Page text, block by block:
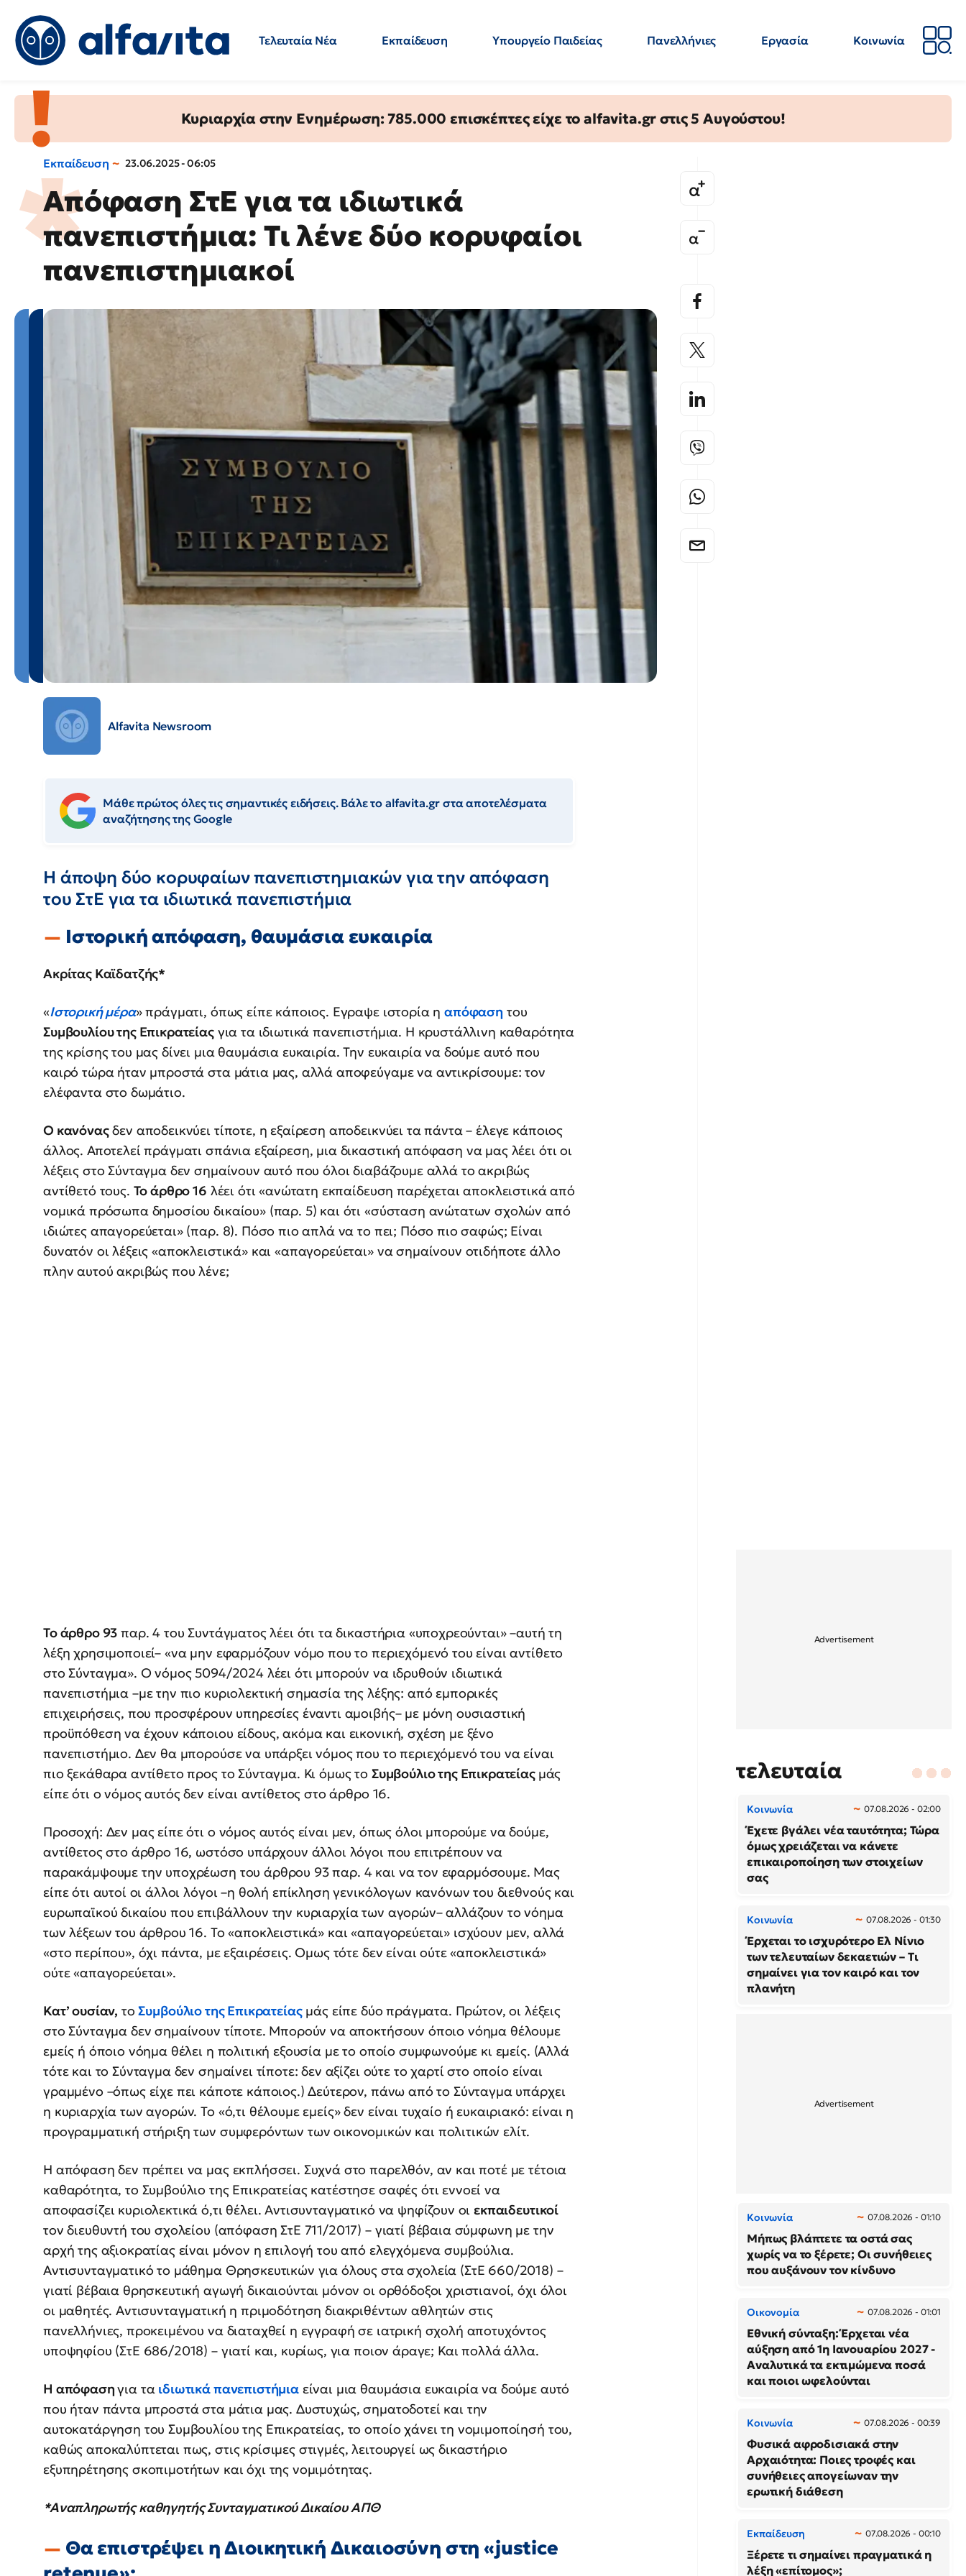
Τελευταία Νέα Εκπαίδευση Υπουργείο Παιδείας Πανελλήνιες Εργασία
Κοινωνία
Κυριαρχία στην Ενημέρωση: 785.000 επισκέπτες είχε το alfavita.gr στις 5 Αυγούστου!
Εκπαίδευση 23.06.2025 - 06:05
Aπόφαση ΣτΕ για τα ιδιωτικά
πανεπιστήμια: Τι λένε δύο κορυφαίοι
πανεπιστημιακοί
Alfavita Newsroom
Μάθε πρώτος όλες τις σημαντικές ειδήσεις. Βάλε το alfavita.gr στα αποτελέσματα
αναζήτησης της Google
Η άποψη δύο κορυφαίων πανεπιστημιακών για την απόφαση
του ΣτΕ για τα ιδιωτικά πανεπιστήμια
Ιστορική απόφαση, θαυμάσια ευκαιρία
Ακρίτας Καϊδατζής*
«Ιστορική μέρα» πράγματι, όπως είπε κάποιος. Εγραψε ιστορία ηαπόφαση του
Συμβουλίου της Επικρατείαςγια τα ιδιωτικά πανεπιστήμια. Η κρυστάλλινη καθαρότητα
της κρίσης του μας δίνει μια θαυμάσια ευκαιρία. Την ευκαιρία να δούμε αυτό που
καιρό τώρα ήταν μπροστά στα μάτια μας, αλλά αποφεύγαμε να αντικρίσουμε: τον
ελέφαντα στο δωμάτιο.
Ο κανόναςδεν αποδεικνύει τίποτε, η εξαίρεση αποδεικνύει τα πάντα – έλεγε κάποιος
άλλος. Αποτελεί πράγματι σπάνια εξαίρεση, μια δικαστική απόφαση να μας λέει ότι οι
λέξεις στο Σύνταγμα δεν σημαίνουν αυτό που όλοι διαβάζουμε αλλά το ακριβώς
αντίθετό τους. Το άρθρο 16 λέει ότι «ανώτατη εκπαίδευση παρέχεται αποκλειστικά από
νομικά πρόσωπα δημοσίου δικαίου» (παρ. 5) και ότι «σύσταση ανώτατων σχολών από
ιδιώτες απαγορεύεται» (παρ. 8). Πόσο πιο απλά να το πει; Πόσο πιο σαφώς; Είναι
δυνατόν οι λέξεις «αποκλειστικά» και «απαγορεύεται» να σημαίνουν οτιδήποτε άλλο
πλην αυτού ακριβώς που λένε;
Το άρθρο 93παρ. 4 του Συντάγματος λέει ότι τα δικαστήρια «υποχρεούνται» –αυτή τη
λέξη χρησιμοποιεί– «να μην εφαρμόζουν νόμο που το περιεχόμενό του είναι αντίθετο
στο Σύνταγμα». Ο νόμος 5094/2024 λέει ότι μπορούν να ιδρυθούν ιδιωτικά
πανεπιστήμια –με την πιο κυριολεκτική σημασία της λέξης: από εμπορικές
επιχειρήσεις, που προσφέρουν υπηρεσίες έναντι αμοιβής– με μόνη ουσιαστική
προϋπόθεση να έχουν κάποιου είδους, ακόμα και εικονική, σχέση με ξένο
πανεπιστήμιο. Δεν θα μπορούσε να υπάρξει νόμος που το περιεχόμενό του να είναι
πιο ξεκάθαρα αντίθετο προς το Σύνταγμα. Κι όμως το Συμβούλιο της Επικρατείας μάς
είπε ότι ο νόμος αυτός δεν είναι αντίθετος στο άρθρο 16.
Προσοχή: Δεν μας είπε ότι ο νόμος αυτός είναι μεν, όπως όλοι μπορούμε να δούμε,
αντίθετος στο άρθρο 16, ωστόσο υπάρχουν άλλοι λόγοι που επιτρέπουν να
παρακάμψουμε την υποχρέωση του άρθρου 93 παρ. 4 και να τον εφαρμόσουμε. Μας
είπε ότι αυτοί οι άλλοι λόγοι –η θολή επίκληση γενικόλογων κανόνων του διεθνούς και
ευρωπαϊκού δικαίου που επιβάλλουν την κυριαρχία των αγορών– αλλάζουν το νόημα
των λέξεων του άρθρου 16. Το «αποκλειστικά» και «απαγορεύεται» ισχύουν μεν, αλλά
«στο περίπου», όχι πάντα, με εξαιρέσεις. Ομως τότε δεν είναι ούτε «αποκλειστικά»
ούτε «απαγορεύεται».
Κατ’ ουσίαν, τοΣυμβούλιο της Επικρατείαςμάς είπε δύο πράγματα. Πρώτον, οι λέξεις
στο Σύνταγμα δεν σημαίνουν τίποτε. Μπορούν να αποκτήσουν όποιο νόημα θέλουμε
εμείς ή όποιο νόημα θέλει η πολιτική εξουσία με το οποίο συμφωνούμε κι εμείς. (Αλλά
τότε και το Σύνταγμα δεν σημαίνει τίποτε: δεν αξίζει ούτε το χαρτί στο οποίο είναι
γραμμένο –όπως είχε πει κάποτε κάποιος.) Δεύτερον, πάνω από το Σύνταγμα υπάρχει
η κυριαρχία των αγορών. Το «ό,τι θέλουμε εμείς» δεν είναι τυχαίο ή ευκαιριακό: είναι η
προγραμματική στήριξη των συμφερόντων των οικονομικών και πολιτικών ελίτ.
Η απόφαση δεν πρέπει να μας εκπλήσσει. Συχνά στο παρελθόν, αν και ποτέ με τέτοια
καθαρότητα, το Συμβούλιο της Επικρατείας κατέστησε σαφές ότι εννοεί να
αποφασίζει κυριολεκτικά ό,τι θέλει. Αντισυνταγματικό να ψηφίζουν οιεκπαιδευτικοί
τον διευθυντή του σχολείου (απόφαση ΣτΕ 711/2017) – γιατί βέβαια σύμφωνη με την
αρχή της αξιοκρατίας είναι μόνον η επιλογή του από ελεγχόμενα συμβούλια.
Αντισυνταγματικό το μάθημα Θρησκευτικών για όλους στα σχολεία (ΣτΕ 660/2018) –
γιατί βέβαια θρησκευτική αγωγή δικαιούνται μόνον οι ορθόδοξοι χριστιανοί, όχι όλοι
οι μαθητές. Αντισυνταγματική η πριμοδότηση διακριθέντων αθλητών στις
πανελλήνιες, προκειμένου να διαταχθεί η εγγραφή σε ιατρική σχολή αποτυχόντος
υποψηφίου (ΣτΕ 686/2018) – γιατί και, κυρίως, για ποιον άραγε; Και πολλά άλλα.
Η απόφασηγια τα ιδιωτικά πανεπιστήμιαείναι μια θαυμάσια ευκαιρία να δούμε αυτό
που ήταν πάντα μπροστά στα μάτια μας. Δυστυχώς, σηματοδοτεί και την
αυτοκατάργηση του Συμβουλίου της Επικρατείας, το οποίο χάνει τη νομιμοποίησή του,
καθώς αποκαλύπτεται πως, στις κρίσιμες στιγμές, λειτουργεί ως δικαστήριο
εξυπηρέτησης σκοπιμοτήτων και όχι της νομιμότητας.
*Αναπληρωτής καθηγητής Συνταγματικού Δικαίου ΑΠΘ
Θα επιστρέψει η Διοικητική Δικαιοσύνη στη «justice
τελευταία
Κοινωνία 07.08.2026 - 02:00
Έχετε βγάλει νέα ταυτότητα; Τώρα
όμως χρειάζεται να κάνετε
επικαιροποίηση των στοιχείων
σας
Κοινωνία 07.08.2026 - 01:30
Έρχεται το ισχυρότερο Ελ Νίνιο
των τελευταίων δεκαετιών – Τι
σημαίνει για τον καιρό και τον
πλανήτη
Κοινωνία 07.08.2026 - 01:10
Μήπως βλάπτετε τα οστά σας
χωρίς να το ξέρετε; Οι συνήθειες
που αυξάνουν τον κίνδυνο
Οικονομία 07.08.2026 - 01:01
Εθνική σύνταξη: Έρχεται νέα
αύξηση από 1η Ιανουαρίου 2027 -
Αναλυτικά τα εκτιμώμενα ποσά
και ποιοι ωφελούνται
Κοινωνία 07.08.2026 - 00:39
Φυσικά αφροδισιακά στην
Αρχαιότητα: Ποιες τροφές και
συνήθειες απογείωναν την
ερωτική διάθεση
Εκπαίδευση 07.08.2026 - 00:10
Ξέρετε τι σημαίνει πραγματικά η
λέξη «επίτομος»;